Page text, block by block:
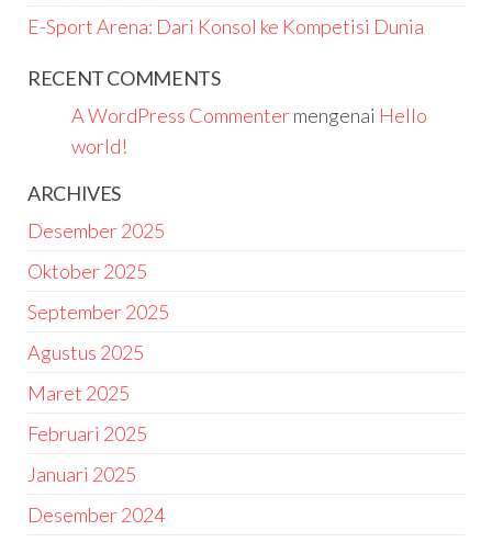
E-Sport Arena: Dari Konsol ke Kompetisi Dunia
RECENT COMMENTS
A WordPress Commentermengenai Hello
world!
ARCHIVES
Desember 2025
Oktober 2025
September 2025
Agustus 2025
Maret 2025
Februari 2025
Januari 2025
Desember 2024